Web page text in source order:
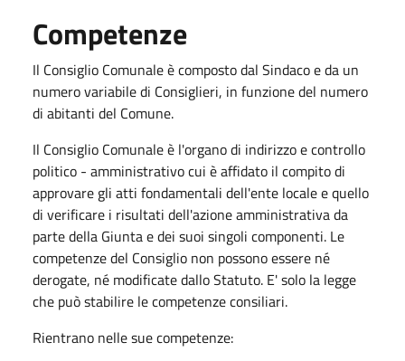
Competenze
Il Consiglio Comunale è composto dal Sindaco e da un
numero variabile di Consiglieri, in funzione del numero
di abitanti del Comune.
Il Consiglio Comunale è l'organo di indirizzo e controllo
politico - amministrativo cui è affidato il compito di
approvare gli atti fondamentali dell'ente locale e quello
di verificare i risultati dell'azione amministrativa da
parte della Giunta e dei suoi singoli componenti. Le
competenze del Consiglio non possono essere né
derogate, né modificate dallo Statuto. E' solo la legge
che può stabilire le competenze consiliari.
Rientrano nelle sue competenze: